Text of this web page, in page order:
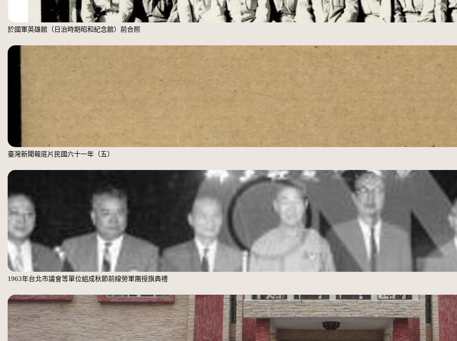
於國軍英雄館（日治時期昭和紀念館）前合照
臺灣新聞報底片民國六十一年（五）
1963年台北市議會等單位組成秋節前線勞軍團授旗典禮